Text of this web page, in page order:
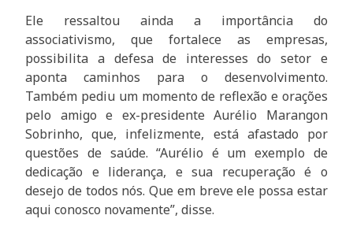
Ele ressaltou ainda a importância do
associativismo, que fortalece as empresas,
possibilita a defesa de interesses do setor e
aponta caminhos para o desenvolvimento.
Também pediu um momento de reflexão e orações
pelo amigo e ex-presidente Aurélio Marangon
Sobrinho, que, infelizmente, está afastado por
questões de saúde. “Aurélio é um exemplo de
dedicação e liderança, e sua recuperação é o
desejo de todos nós. Que em breve ele possa estar
aqui conosco novamente”, disse.